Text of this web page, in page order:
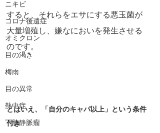
ニキビ
コロナ後遺症
オミクロン
目の渇き
梅雨
目の異常
熱中症
下肢静脈瘤
すると、それらをエサにする悪玉菌が
大量増殖し、嫌なにおいを発生させる
のです。
とはいえ、「自分のキャパ以上」という条件
付き